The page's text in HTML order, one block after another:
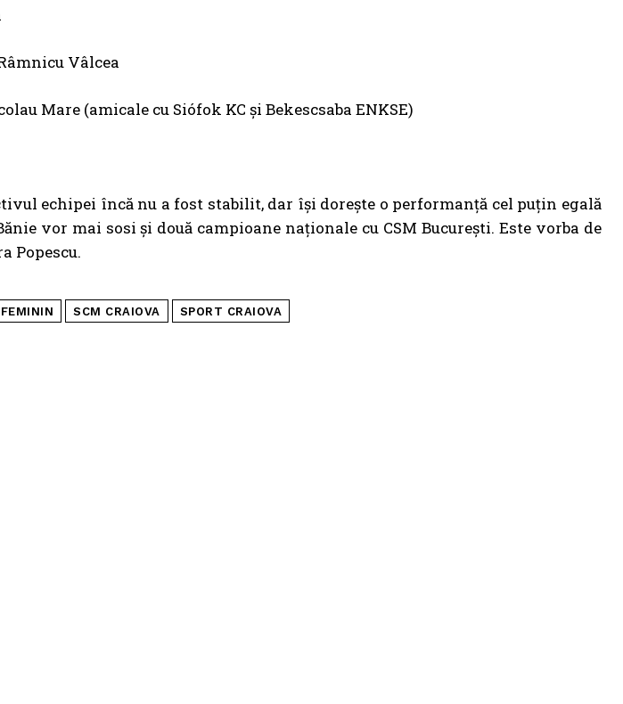
Vâlcea
Mare (amicale cu Siófok KC și Bekescsaba ENKSE)
echipei încă nu a fost stabilit, dar își dorește o performanță cel puțin egală
vor mai sosi și două campioane naționale cu CSM București. Este vorba de
Popescu.
SCM CRAIOVA SPORT CRAIOVA